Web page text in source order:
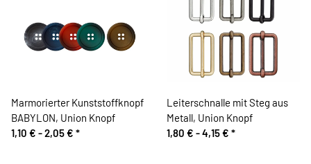
Marmorierter Kunststoffknopf
BABYLON, Union Knopf
1,10 € -2,05 € *
Leiterschnalle mit Steg aus
Metall, Union Knopf
1,80 € -4,15 € *